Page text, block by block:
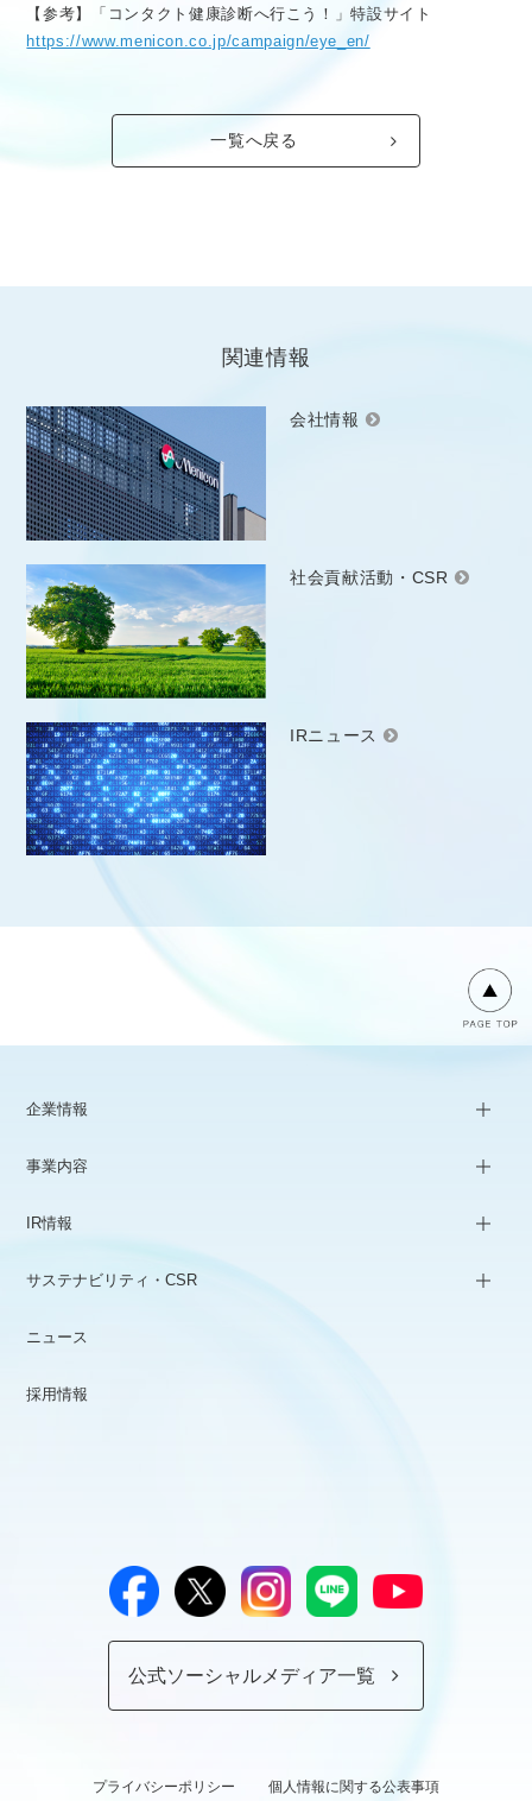
【参考】「コンタクト健康診断へ行こう！」特設サイト
https://www.menicon.co.jp/campaign/eye_en/
一覧へ戻る
関連情報
会社情報
社会貢献活動・CSR
IRニュース
企業情報
事業内容
IR情報
サステナビリティ・CSR
ニュース
採用情報
公式ソーシャルメディア一覧
プライバシーポリシー 個人情報に関する公表事項